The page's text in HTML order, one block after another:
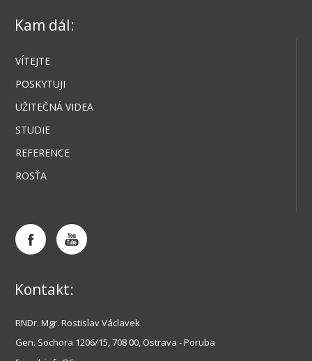
Kam dál:
VÍTEJTE
POSKYTUJI
UŽITEČNÁ VIDEA
STUDIE
REFERENCE
ROSŤA
Kontakt:
RNDr. Mgr. Rostislav Václavek
Gen. Sochora 1206/15, 708 00, Ostrava - Poruba